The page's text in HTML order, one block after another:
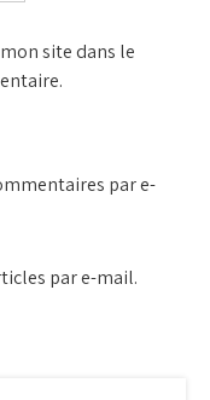
site dans le
par e-
par e-mail.